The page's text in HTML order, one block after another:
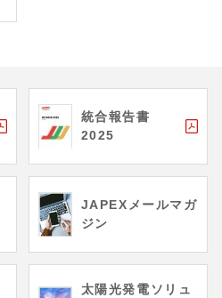
統合報告書
2025
JAPEXメールマガ
ジン
太陽光発電ソリュ